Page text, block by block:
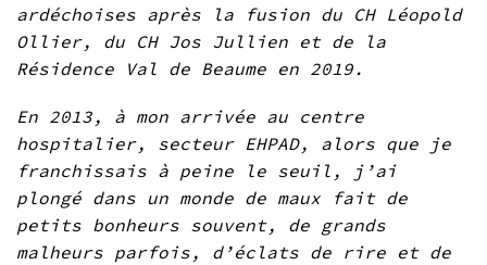
ardéchoises après la fusion du CH Léopold
Ollier, du CH Jos Jullien et de la
Résidence Val de Beaume en 2019.
En 2013, à mon arrivée au centre
hospitalier, secteur EHPAD, alors que je
franchissais à peine le seuil, j’ai
plongé dans un monde de maux fait de
petits bonheurs souvent, de grands
malheurs parfois, d’éclats de rire et de